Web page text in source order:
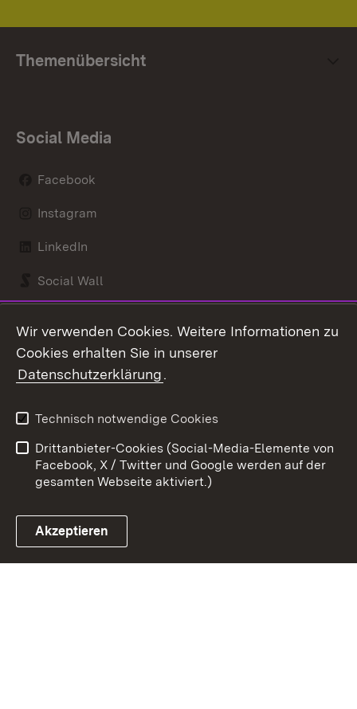
Themenübersicht
Social Media
Facebook
Instagram
LinkedIn
Social Wall
Link zum Landesportal
Kontakt
Barrierefreiheit
Impressum
Cookies
Wir verwenden Cookies. Weitere Informationen zu
Cookies erhalten Sie in unserer
Datenschutzerklärung.
Technisch notwendige Cookies
Drittanbieter-Cookies (Social-Media-Elemente von
Facebook, X / Twitter und Google werden auf der
gesamten Webseite aktiviert.)
Akzeptieren